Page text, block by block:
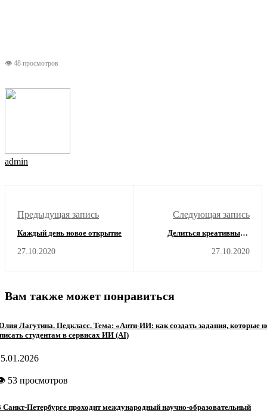
👁 48 просмотров
admin
Предыдущая запись
Каждый день новое открытие
27.10.2020
Следующая запись
Делиться креативными
27.10.2020
Вам также может понравиться
Лагутина. Педкласс. Тема: «Анти-ИИ: как создать задания, которые
студентам в сервисах ИИ (AI)
53 просмотров
Санкт-Петербурге проходит международный научно-образовательный